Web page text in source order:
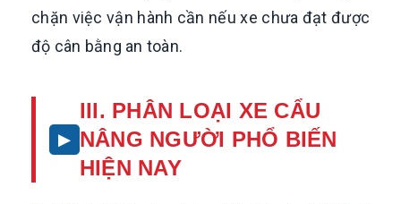
chặn việc vận hành cần nếu xe chưa đạt được
độ cân bằng an toàn.
III. PHÂN LOẠI XE CẨU
NÂNG NGƯỜI PHỔ BIẾN
HIỆN NAY